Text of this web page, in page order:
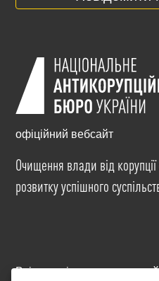
офіційний вебсайт
Очищення влади від
розвитку успішного
Всі матеріали на цьому